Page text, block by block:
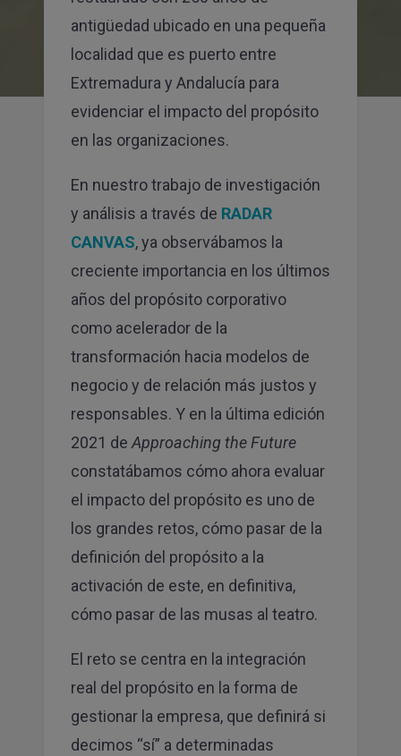
antigüedad ubicado en una pequeña
localidad que es puerto entre
Extremadura y Andalucía para
evidenciar el impacto del propósito
en las organizaciones.
En nuestro trabajo de investigación
y análisis a través de RADAR
CANVAS, ya observábamos la
creciente importancia en los últimos
años del propósito corporativo
como acelerador de la
transformación hacia modelos de
negocio y de relación más justos y
responsables. Y en la última edición
2021 de Approaching the Future
constatábamos cómo ahora evaluar
el impacto del propósito es uno de
los grandes retos, cómo pasar de la
definición del propósito a la
activación de este, en definitiva,
cómo pasar de las musas al teatro.
El reto se centra en la integración
real del propósito en la forma de
gestionar la empresa, que definirá si
decimos “sí” a determinadas